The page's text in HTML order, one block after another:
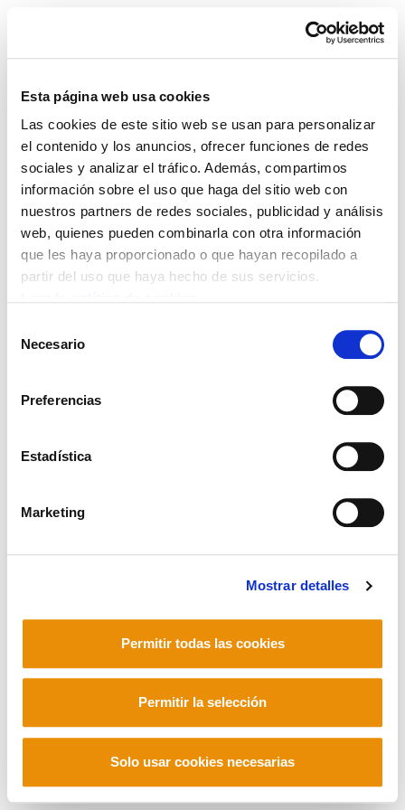
Esta página web usa cookies
Las cookies de este sitio web se usan para personalizar
el contenido y los anuncios, ofrecer funciones de redes
sociales y analizar el tráfico. Además, compartimos
información sobre el uso que haga del sitio web con
nuestros partners de redes sociales, publicidad y análisis
web, quienes pueden combinarla con otra información
que les haya proporcionado o que hayan recopilado a
partir del uso que haya hecho de sus servicios.
Necesario
Preferencias
Estadística
Marketing
Mostrar detalles
Permitir todas las cookies
Permitir la selección
Solo usar cookies necesarias
Landeia 74
POLÍTICA DE COOKIES
CANAL DE INFORMACIÓN
POLÍTICA DE PRIVACIDAD
MAPA DEL SITIO
ACCESIBILIDAD
Telf. +34 94 403 77 99
Contacto